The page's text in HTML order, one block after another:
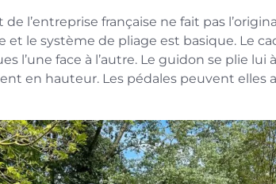
de l’entreprise française ne fait pas
et le système de pliage est basique. Le
l’une face à l’autre. Le guidon se plie lui
en hauteur. Les pédales peuvent elles